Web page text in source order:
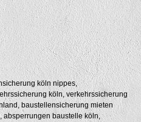
köln nippes,
köln, verkehrssicherung
baustellensicherung mieten
absperrungen baustelle köln,